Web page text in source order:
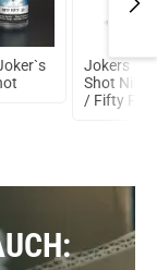
Jokers
Shot
/ Fifty Fifty